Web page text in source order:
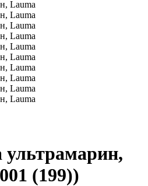
(199))